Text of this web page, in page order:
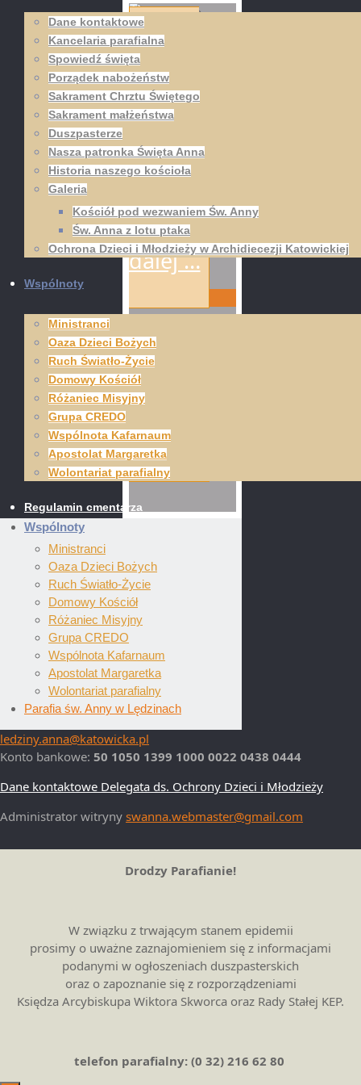
Dane kontaktowe
Kancelaria parafialna
Spowiedź święta
Porządek nabożeństw
Sakrament Chrztu Świętego
Sakrament małżeństwa
Duszpasterze
Nasza patronka Święta Anna
Historia naszego kościoła
Galeria
Kościół pod wezwaniem Św. Anny
Św. Anna z lotu ptaka
Ochrona Dzieci i Młodzieży w Archidiecezji Katowickiej
Wspólnoty
Ministranci
Oaza Dzieci Bożych
Ruch Światło-Życie
Domowy Kościół
Różaniec Misyjny
Grupa CREDO
Wspólnota Kafarnaum
Apostolat Margaretka
Wolontariat parafialny
Regulamin cmentarza
Czytaj
dalej …
Czytaj
dalej …
Czytaj
dalej …
Wspólnoty
Ministranci
Oaza Dzieci Bożych
Ruch Światło-Życie
Domowy Kościół
Różaniec Misyjny
Grupa CREDO
Wspólnota Kafarnaum
Apostolat Margaretka
Wolontariat parafialny
Parafia św. Anny w Lędzinach
ledziny.anna@katowicka.pl
Konto bankowe: 50 1050 1399 1000 0022 0438 0444
Dane kontaktowe Delegata ds. Ochrony Dzieci i Młodzieży
Administrator witryny swanna.webmaster@gmail.com
Drodzy Parafianie!
W związku z trwającym stanem epidemii
prosimy o uważne zaznajomieniem się z informacjami
podanymi w ogłoszeniach duszpasterskich
oraz o zapoznanie się z rozporządzeniami
Księdza Arcybiskupa Wiktora Skworca oraz Rady Stałej KEP.
telefon parafialny: (0 32) 216 62 80